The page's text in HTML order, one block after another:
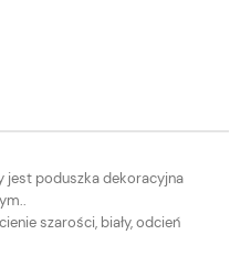
jest poduszka dekoracyjna
szarości, biały, odcień